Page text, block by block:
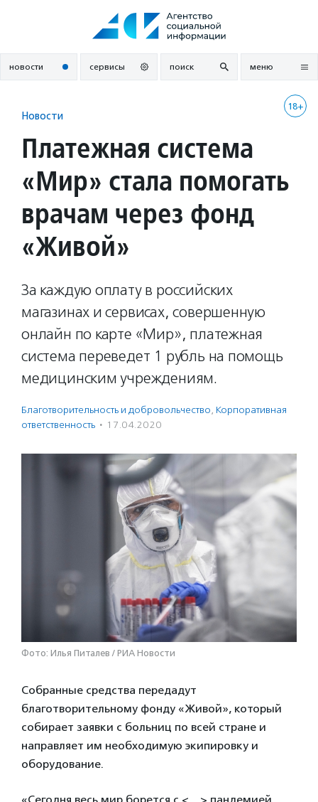
новости сервисы поиск меню
18+
Новости
Платежная система
«Мир» стала помогать
врачам через фонд
«Живой»
За каждую оплату в российских
магазинах и сервисах, совершенную
онлайн по карте «Мир», платежная
система переведет 1 рубль на помощь
медицинским учреждениям.
Благотвори­тель­ность и доброволь­чест­во, Корпоративная
ответственность · 17.04.2020
Фото: Илья Питалев / РИА Новости
Собранные средства передадут
благотворительному фонду «Живой», который
собирает заявки с больниц по всей стране и
направляет им необходимую экипировку и
оборудование.